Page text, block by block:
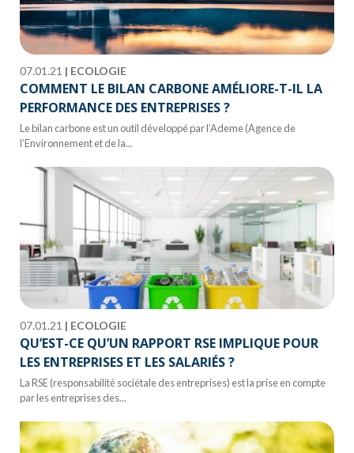
07.01.21 | ECOLOGIE
COMMENT LE BILAN CARBONE AMÉLIORE-T-IL LA
PERFORMANCE DES ENTREPRISES ?
Le bilan carbone est un outil développé par l’Ademe (Agence de
l’Environnement et de la...
07.01.21 | ECOLOGIE
QU’EST-CE QU’UN RAPPORT RSE IMPLIQUE POUR
LES ENTREPRISES ET LES SALARIÉS ?
La RSE (responsabilité sociétale des entreprises) est la prise en compte
par les entreprises des...